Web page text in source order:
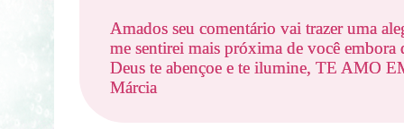
Amados seu comentário vai trazer uma
me sentirei mais próxima de você embora
Deus te abençoe e te ilumine, TE AMO
Márcia